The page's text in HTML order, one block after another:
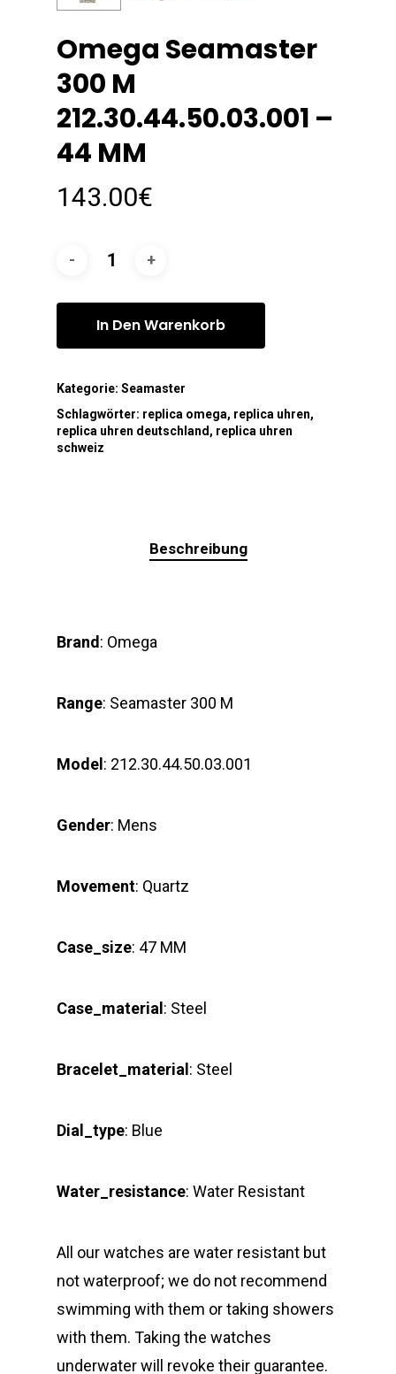
Omega Seamaster
300 M
212.30.44.50.03.001 –
44 MM
143.00€
In Den Warenkorb
Kategorie: Seamaster
Schlagwörter: replica omega, replica uhren,
replica uhren deutschland , replica uhren
schweiz
Beschreibung
Brand: Omega
Range: Seamaster 300 M
Model: 212.30.44.50.03.001
Gender: Mens
Movement: Quartz
Case_size: 47 MM
Case_material: Steel
Bracelet_material: Steel
Dial_type: Blue
Water_resistance: Water Resistant
All our watches are water resistant but
not waterproof; we do not recommend
swimming with them or taking showers
with them. Taking the watches
underwater will revoke their guarantee.